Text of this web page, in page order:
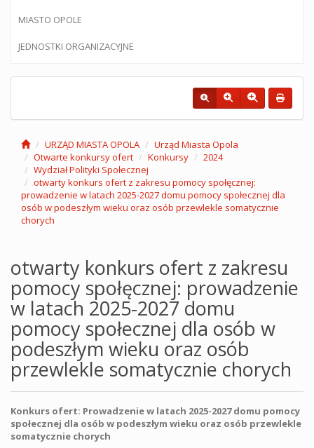
MIASTO OPOLE
JEDNOSTKI ORGANIZACYJNE
URZĄD MIASTA OPOLA
Urząd Miasta Opola
Otwarte konkursy ofert
Konkursy
2024
Wydział Polityki Społecznej
otwarty konkurs ofert z zakresu pomocy społęcznej:
prowadzenie w latach 2025-2027 domu pomocy społecznej dla
osób w podeszłym wieku oraz osób przewlekle somatycznie
chorych
otwarty konkurs ofert z zakresu
pomocy społęcznej: prowadzenie
w latach 2025-2027 domu
pomocy społecznej dla osób w
podeszłym wieku oraz osób
przewlekle somatycznie chorych
Konkurs ofert: Prowadzenie w latach 2025-2027 domu pomocy
społecznej dla osób w podeszłym wieku oraz osób przewlekle
somatycznie chorych